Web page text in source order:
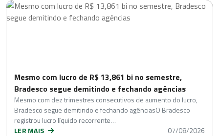
Mesmo com lucro de R$ 13,861 bi no semestre,
Bradesco segue demitindo e fechando agências
Mesmo com dez trimestres consecutivos de aumento do lucro,
Bradesco segue demitindo e fechando agênciasO Bradesco
registrou lucro líquido recorrente…
LER MAIS
07/08/2026